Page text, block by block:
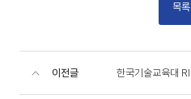
목록
이전글